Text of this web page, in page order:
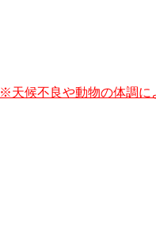
※天候不良や動物の体調に